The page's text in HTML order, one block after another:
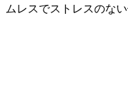
ムレスでストレスのな